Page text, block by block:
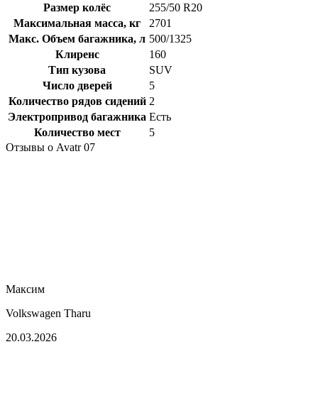
Размер колёс
255/50 R20
Максимальная масса, кг
2701
Макс. Объем багажника, л 500/1325
Клиренс
160
Тип кузова
SUV
Число дверей
5
Количество рядов сидений 2
Электропривод багажника Есть
Количество мест
5
Отзывы о Avatr 07
Максим
Volkswagen Tharu
20.03.2026